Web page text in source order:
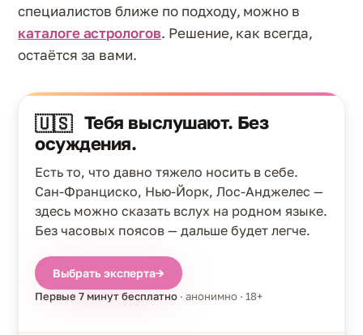
специалистов ближе по подходу, можно в
каталоге астрологов. Решение, как всегда,
остаётся за вами.
🇺🇸 Тебя выслушают. Без
осуждения.
Есть то, что давно тяжело носить в себе.
Сан-Франциско, Нью-Йорк, Лос-Анджелес —
здесь можно сказать вслух на родном языке.
Без часовых поясов — дальше будет легче.
Выбрать эксперта→
Первые 7 минут бесплатно · анонимно · 18+